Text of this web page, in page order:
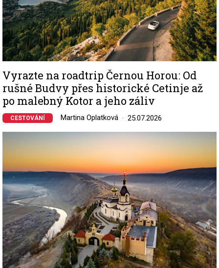
Vyrazte na roadtrip Černou Horou: Od
rušné Budvy přes historické Cetinje až
po malebný Kotor a jeho záliv
CESTOVÁNÍ Martina Oplatková 25.07.2026